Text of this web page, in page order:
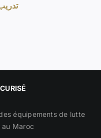
équipements de lutte
au Maroc